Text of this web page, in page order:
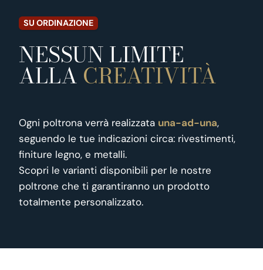
SU ORDINAZIONE
NESSUN LIMITE
ALLA CREATIVITÀ
Ogni poltrona verrà realizzata una-ad-una,
seguendo le tue indicazioni circa: rivestimenti,
finiture legno, e metalli.
Scopri le varianti disponibili per le nostre
poltrone che ti garantiranno un prodotto
totalmente personalizzato.